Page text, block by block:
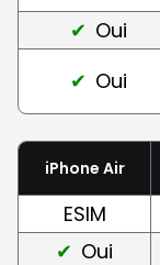
Oui
Oui
iPhone Air
ESIM
Oui